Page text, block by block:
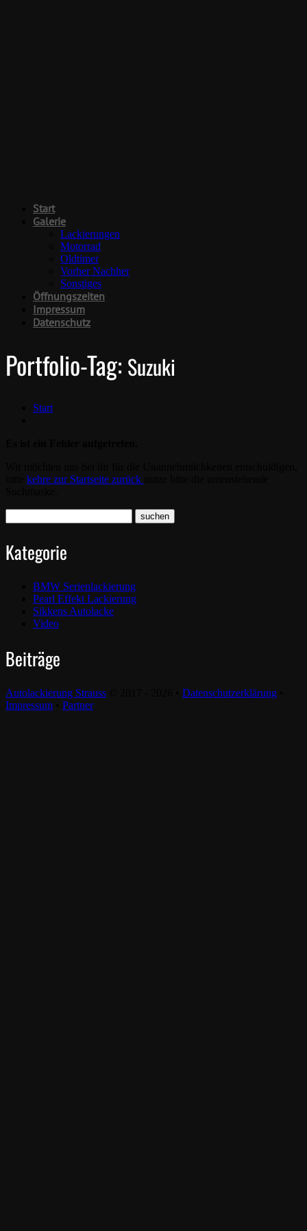
Start
Galerie
Lackierungen
Motorrad
Oldtimer
Vorher Nachher
Sonstiges
Öffnungszeiten
Impressum
Datenschutz
Portfolio-Tag: Suzuki
Start
kehre zur Startseite zurück
Kategorie
BMW Serienlackierung
Pearl Effekt Lackierung
Sikkens Autolacke
Video
Beiträge
Autolackierung Strauss Datenschutzerklärung
Impressum
Partner